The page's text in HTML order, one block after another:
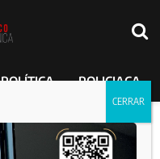
POLÍTICA POLICIACA